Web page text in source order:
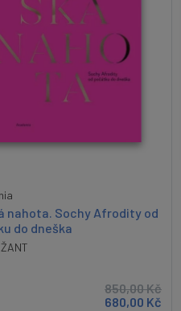
nahota. Sochy Afrodity od
do dneška
850,00Kč
680,00 Kč